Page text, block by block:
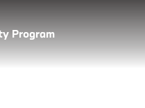
Program